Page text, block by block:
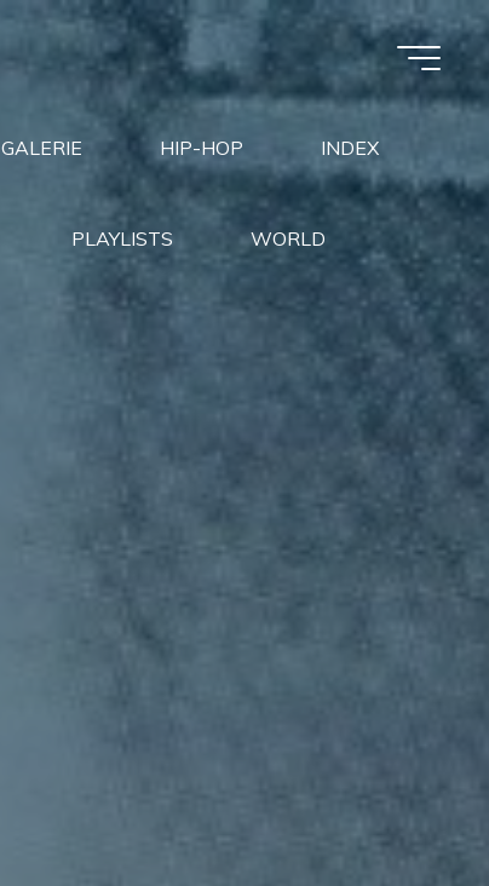
GALERIE HIP-HOP INDEX
PLAYLISTS WORLD